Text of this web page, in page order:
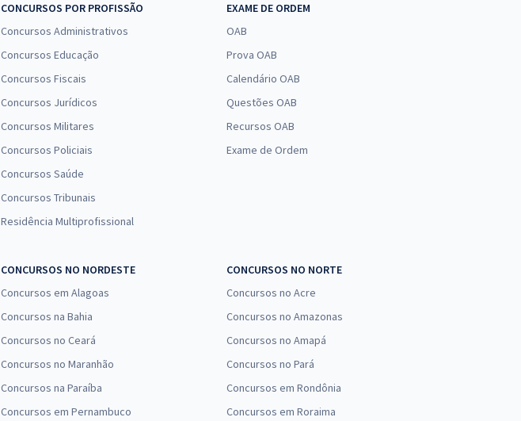
CONCURSOS POR PROFISSÃO
Concursos Administrativos
Concursos Educação
Concursos Fiscais
Concursos Jurídicos
Concursos Militares
Concursos Policiais
Concursos Saúde
Concursos Tribunais
Residência Multiprofissional
EXAME DE ORDEM
OAB
Prova OAB
Calendário OAB
Questões OAB
Recursos OAB
Exame de Ordem
CONCURSOS NO NORDESTE
Concursos em Alagoas
Concursos na Bahia
Concursos no Ceará
Concursos no Maranhão
Concursos na Paraíba
Concursos em Pernambuco
CONCURSOS NO NORTE
Concursos no Acre
Concursos no Amazonas
Concursos no Amapá
Concursos no Pará
Concursos em Rondônia
Concursos em Roraima